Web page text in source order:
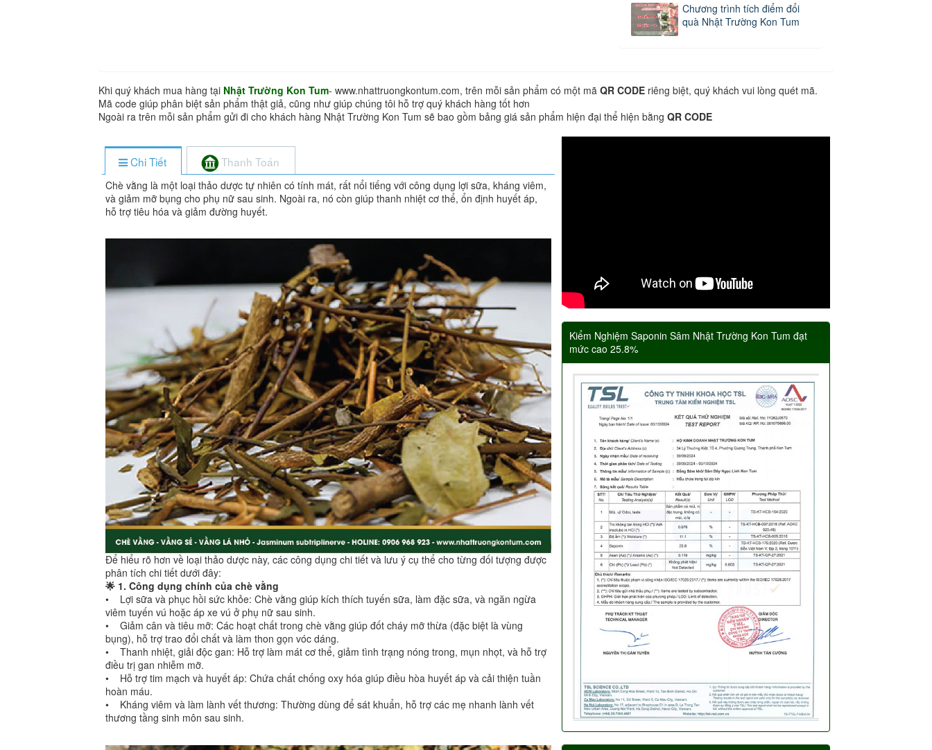
Chương trình tích điểm đổi
quà Nhật Trường Kon Tum
Khi quý khách mua hàng tại Nhật Trường Kon Tum- www.nhattruongkontum.com, trên mỗi sản phẩm có một mã QR CODE riêng biệt, quý khách vui lòng quét mã.
Mã code giúp phân biệt sản phẩm thật giả, cũng như giúp chúng tôi hỗ trợ quý khách hàng tốt hơn
Ngoài ra trên mỗi sản phẩm gửi đi cho khách hàng Nhật Trường Kon Tum sẽ bao gồm bảng giá sản phẩm hiện đại thể hiện bằng QR CODE
Chi Tiết Thanh Toán
Chè vằng là một loại thảo dược tự nhiên có tính mát, rất nổi tiếng với công dụng lợi sữa, kháng viêm,
và giảm mỡ bụng cho phụ nữ sau sinh. Ngoài ra, nó còn giúp thanh nhiệt cơ thể, ổn định huyết áp,
hỗ trợ tiêu hóa và giảm đường huyết.
Để hiểu rõ hơn về loại thảo dược này, các công dụng chi tiết và lưu ý cụ thể cho từng đối tượng được
phân tích chi tiết dưới đây:
🌟 1. Công dụng chính của chè vằng
• Lợi sữa và phục hồi sức khỏe: Chè vằng giúp kích thích tuyến sữa, làm đặc sữa, và ngăn ngừa
viêm tuyến vú hoặc áp xe vú ở phụ nữ sau sinh.
• Giảm cân và tiêu mỡ: Các hoạt chất trong chè vằng giúp đốt cháy mỡ thừa (đặc biệt là vùng
bụng), hỗ trợ trao đổi chất và làm thon gọn vóc dáng.
• Thanh nhiệt, giải độc gan: Hỗ trợ làm mát cơ thể, giảm tình trạng nóng trong, mụn nhọt, và hỗ trợ
điều trị gan nhiễm mỡ.
• Hỗ trợ tim mạch và huyết áp: Chứa chất chống oxy hóa giúp điều hòa huyết áp và cải thiện tuần
hoàn máu.
• Kháng viêm và làm lành vết thương: Thường dùng để sát khuẩn, hỗ trợ các mẹ nhanh lành vết
thương tầng sinh môn sau sinh.
Kiểm Nghiệm Saponin Sâm Nhật Trường Kon Tum đạt
mức cao 25.8%